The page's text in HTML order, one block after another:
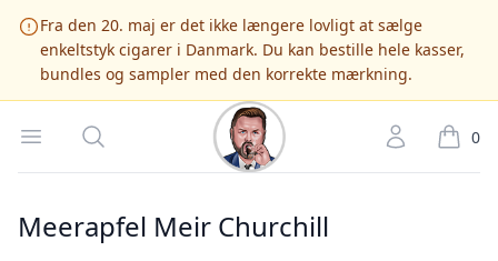
Fra den 20. maj er det ikke længere lovligt at sælge
enkeltstyk cigarer i Danmark. Du kan bestille hele kasser,
bundles og sampler med den korrekte mærkning.
Open menu
Søg
Cigarshop.dk
Account
0
Meerapfel Meir Churchill